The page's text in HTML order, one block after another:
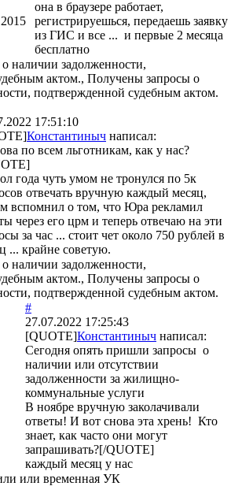
она в браузере работает,
регистрируешься, передаешь заявку
из ГИС и все ... и первые 2 месяца
бесплатно
наличии задолженности,
актом., Получены запросы о
подтвержденной судебным актом.
17:51:10
Константиныч написал:
по всем льготникам, как у нас?
года чуть умом не тронулся по 5к
отвечать вручную каждый месяц,
вспомнил о том, что Юра рекламил
через его црм и теперь отвечаю на эти
за час ... стоит чет около 750 рублей в
... крайне советую.
наличии задолженности,
актом., Получены запросы о
подтвержденной судебным актом.
#
27.07.2022 17:25:43
[QUOTE]Константиныч написал:
Сегодня опять пришли запросы о
наличии или отсутствии
задолженности за жилищно-
коммунальные услуги
В ноябре вручную заколачивали
ответы! И вот снова эта хрень! Кто
знает, как часто они могут
запрашивать?[/QUOTE]
каждый месяц у нас
или временная УК